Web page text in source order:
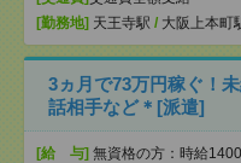
[勤務地] 天王寺駅 / 大阪上本町
3ヵ月で73万円稼ぐ！
話相手など＊[派遣]
[給 与] 無資格の方：時給